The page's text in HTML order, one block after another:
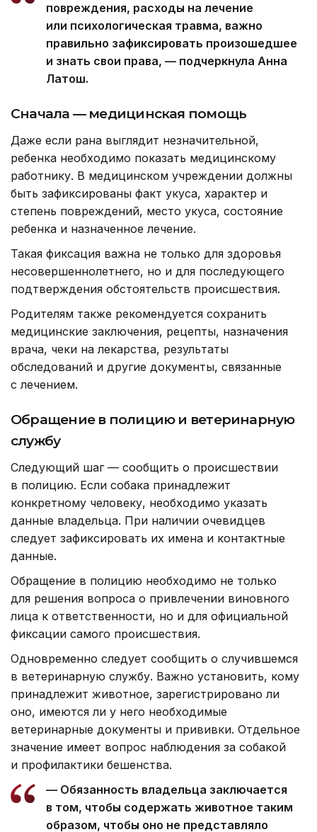
повреждения, расходы на лечение
или психологическая травма, важно
правильно зафиксировать произошедшее
и знать свои права, — подчеркнула Анна
Латош.
Сначала — медицинская помощь
Даже если рана выглядит незначительной,
ребенка необходимо показать медицинскому
работнику. В медицинском учреждении должны
быть зафиксированы факт укуса, характер и
степень повреждений, место укуса, состояние
ребенка и назначенное лечение.
Такая фиксация важна не только для здоровья
несовершеннолетнего, но и для последующего
подтверждения обстоятельств происшествия.
Родителям также рекомендуется сохранить
медицинские заключения, рецепты, назначения
врача, чеки на лекарства, результаты
обследований и другие документы, связанные
с лечением.
Обращение в полицию и ветеринарную
службу
Следующий шаг — сообщить о происшествии
в полицию. Если собака принадлежит
конкретному человеку, необходимо указать
данные владельца. При наличии очевидцев
следует зафиксировать их имена и контактные
данные.
Обращение в полицию необходимо не только
для решения вопроса о привлечении виновного
лица к ответственности, но и для официальной
фиксации самого происшествия.
Одновременно следует сообщить о случившемся
в ветеринарную службу. Важно установить, кому
принадлежит животное, зарегистрировано ли
оно, имеются ли у него необходимые
ветеринарные документы и прививки. Отдельное
значение имеет вопрос наблюдения за собакой
и профилактики бешенства.
— Обязанность владельца заключается
в том, чтобы содержать животное таким
образом, чтобы оно не представляло